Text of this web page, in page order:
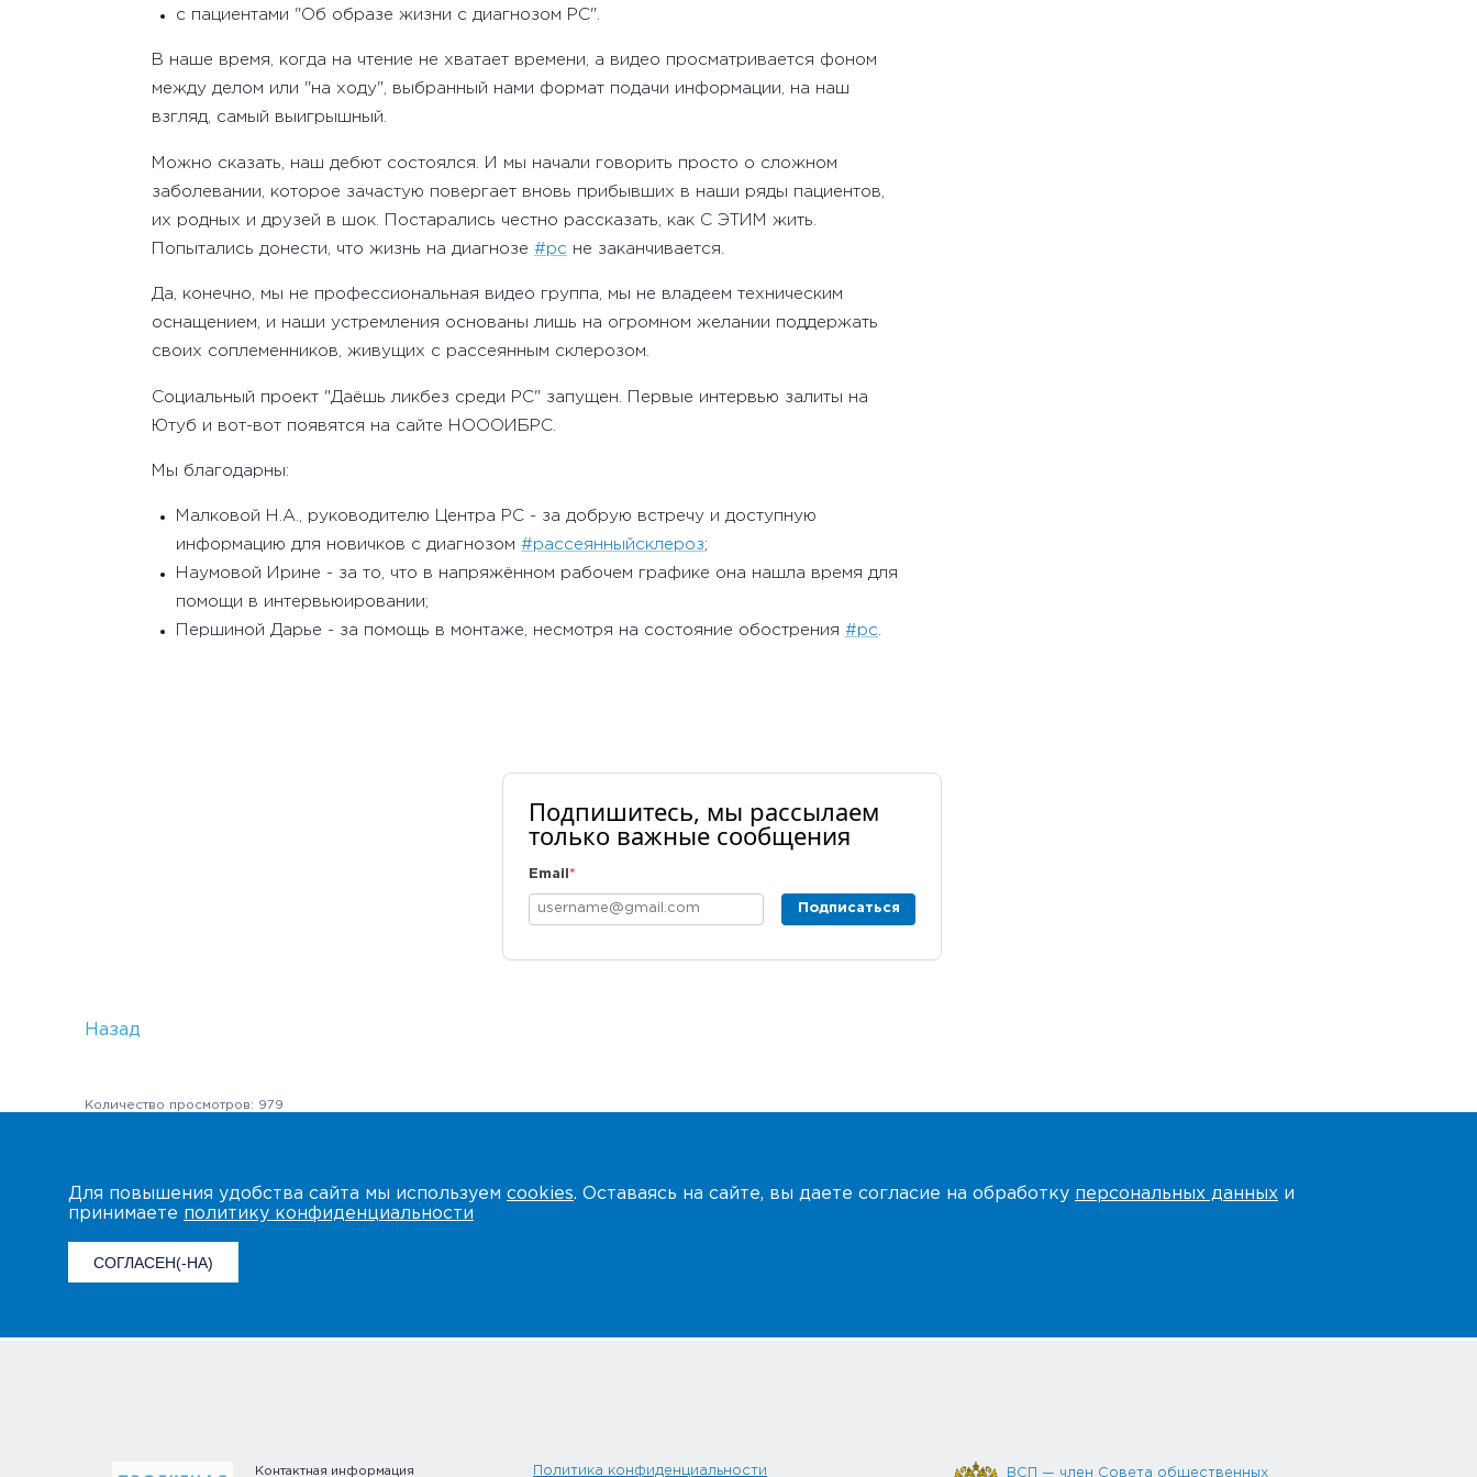
с пациентами "Об образе жизни с диагнозом РС".
В наше время, когда на чтение не хватает времени, а видео просматривается фоном
между делом или "на ходу", выбранный нами формат подачи информации, на наш
взгляд, самый выигрышный.
Можно сказать, наш дебют состоялся. И мы начали говорить просто о сложном
заболевании, которое зачастую повергает вновь прибывших в наши ряды пациентов,
их родных и друзей в шок. Постарались честно рассказать, как С ЭТИМ жить.
Попытались донести, что жизнь на диагнозе #рс не заканчивается.
Да, конечно, мы не профессиональная видео группа, мы не владеем техническим
оснащением, и наши устремления основаны лишь на огромном желании поддержать
своих соплеменников, живущих с рассеянным склерозом.
Социальный проект "Даёшь ликбез среди РС" запущен. Первые интервью залиты на
Ютуб и вот-вот появятся на сайте НОООИБРС.
Мы благодарны:
Малковой Н.А., руководителю Центра РС - за добрую встречу и доступную
информацию для новичков с диагнозом #рассеянныйсклероз;
Наумовой Ирине - за то, что в напряжённом рабочем графике она нашла время для
помощи в интервьюировании;
Першиной Дарье - за помощь в монтаже, несмотря на состояние обострения #рс
Подпишитесь, мы рассылаем
только важные сообщения
Email *
Подписаться
Назад
Количество просмотров: 979
Для повышения удобства сайта мы используем cookies. Оставаясь на сайте, вы даете согласие на обработку персональных данных и
принимаете политику конфиденциальности
СОГЛАСЕН(-НА)
Контактная информация Политика конфиденциальности ВСП — член Совета общественных